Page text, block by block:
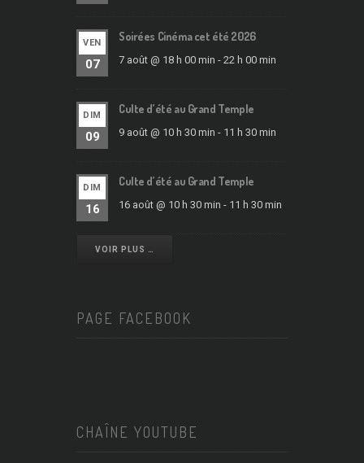
VEN
07
Soirées Cinéma cet été 2026
7 août @ 18 h 00 min - 22 h 00 min
DIM
09
Culte d’été au Grand Temple
9 août @ 10 h 30 min - 11 h 30 min
DIM
16
Culte d’été au Grand Temple
16 août @ 10 h 30 min - 11 h 30 min
VOIR PLUS …
PAGE FACEBOOK
CHAÎNE YOUTUBE